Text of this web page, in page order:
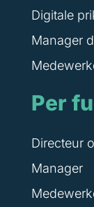
Digitale
Manager
Per
Directeur
Manager